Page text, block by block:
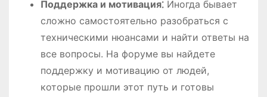
Поддержка и мотивация⁚Иногда бывает
сложно самостоятельно разобраться с
техническими нюансами и найти ответы на
все вопросы. На форуме вы найдете
поддержку и мотивацию от людей,
которые прошли этот путь и готовы